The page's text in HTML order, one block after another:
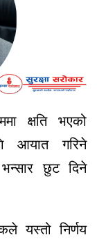
क्षति भएको
आयात गरिने
छुट दिने
यस्तो निर्णय